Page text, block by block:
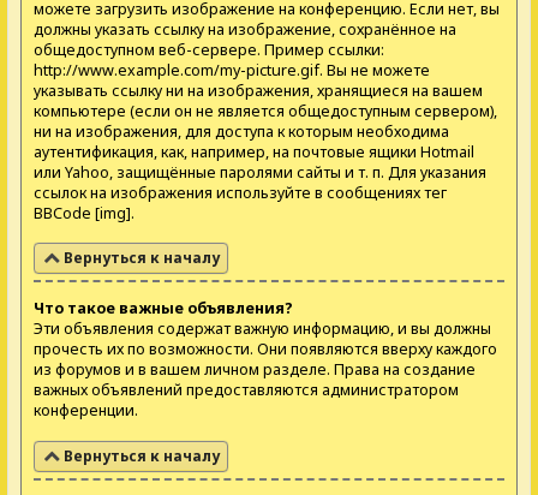
можете загрузить изображение на конференцию. Если нет, вы
должны указать ссылку на изображение, сохранённое на
общедоступном веб-сервере. Пример ссылки:
http://www.example.com/my-picture.gif. Вы не можете
указывать ссылку ни на изображения, хранящиеся на вашем
компьютере (если он не является общедоступным сервером),
ни на изображения, для доступа к которым необходима
аутентификация, как, например, на почтовые ящики Hotmail
или Yahoo, защищённые паролями сайты и т. п. Для указания
ссылок на изображения используйте в сообщениях тег
BBCode [img].
Вернуться к началу
Что такое важные объявления?
Эти объявления содержат важную информацию, и вы должны
прочесть их по возможности. Они появляются вверху каждого
из форумов и в вашем личном разделе. Права на создание
важных объявлений предоставляются администратором
конференции.
Вернуться к началу